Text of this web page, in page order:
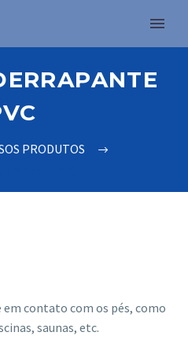
PRODUTOS
em contato com os pés, como
saunas, etc.